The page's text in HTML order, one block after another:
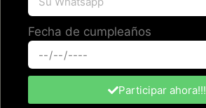
Fecha de cumpleaños
Participar ahora!!!